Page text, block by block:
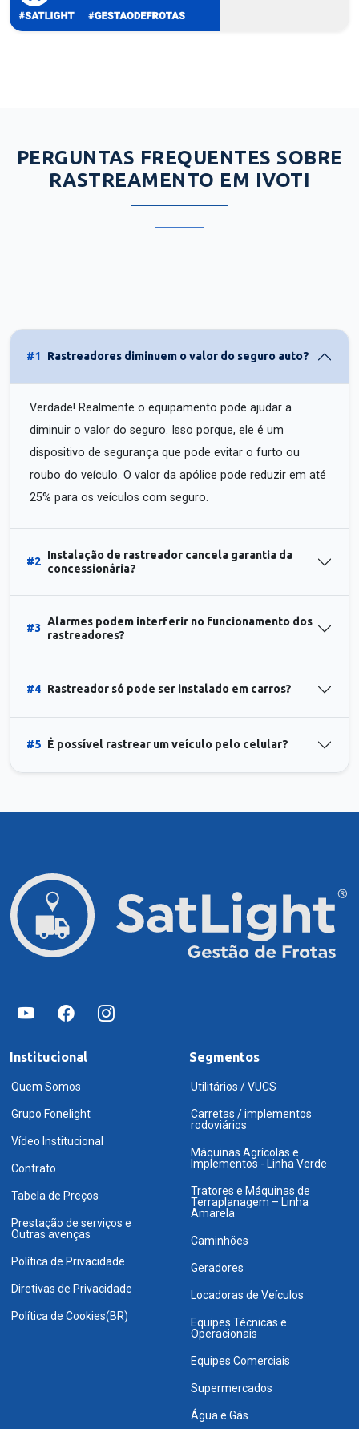
PERGUNTAS FREQUENTES SOBRE
RASTREAMENTO EM IVOTI
#1 Rastreadores diminuem o valor do seguro auto?
Verdade! Realmente o equipamento pode ajudar a
diminuir o valor do seguro. Isso porque, ele é um
dispositivo de segurança que pode evitar o furto ou
roubo do veículo. O valor da apólice pode reduzir em até
25% para os veículos com seguro.
#2
Instalação de rastreador cancela garantia da
concessionária?
#3
Alarmes podem interferir no funcionamento dos
rastreadores?
#4 Rastreador só pode ser instalado em carros?
#5 É possível rastrear um veículo pelo celular?
Institucional
Quem Somos
Grupo Fonelight
Vídeo Institucional
Contrato
Tabela de Preços
Prestação de serviços e
Outras avenças
Política de Privacidade
Diretivas de Privacidade
Política de Cookies(BR)
Segmentos
Utilitários / VUCS
Carretas / implementos
rodoviários
Máquinas Agrícolas e
Implementos - Linha Verde
Tratores e Máquinas de
Terraplanagem – Linha
Amarela
Caminhões
Geradores
Locadoras de Veículos
Equipes Técnicas e
Operacionais
Equipes Comerciais
Supermercados
Água e Gás